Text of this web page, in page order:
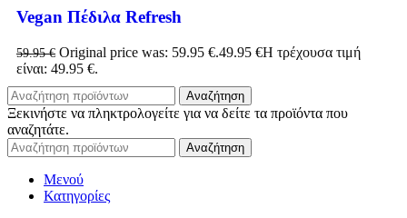
Vegan Πέδιλα Refresh
59.95€ Original price was: 59.95 €.49.95 €Η τρέχουσα τιμή
είναι: 49.95 €.
Αναζήτηση
Ξεκινήστε να πληκτρολογείτε για να δείτε τα προϊόντα που
αναζητάτε.
Αναζήτηση
Μενού
Κατηγορίες